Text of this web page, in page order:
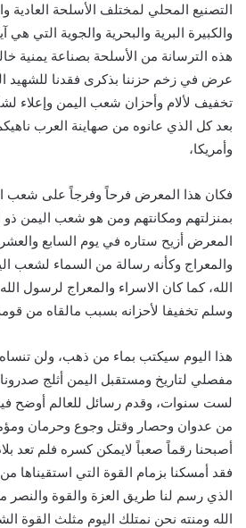
التصنيع المحلي لمختلف الأسلحة العادية
والكبيرة البرية والبحرية والجوية التي هي
هذه الترسانة من الأسلحة بصناعة يمنية
عرض في زخم حزننا بذكرى فقدنا للشهيد
تخفيف لألام وأحزان شعب اليمن وإعلاء
بعد كل الذي عانوه من صهاينة العرب
وأمريكا،
فكان هذا المعرض فرحاً وفرجاً على شعب
بمنزلتهم ومكانتهم ومن هو شعب اليمن ذو
المعرض أزيح ستاره في يوم السابع
والمعراج وكأنه رسالة من السماء لشعب
الله، كما كان الاسراء والمعراج لرسول
وسلم تخفيفا لأحزانه بسبب مالقاه من
هذا اليوم سيكتب بماء من ذهب، ولن تنساه
مفصلي لتاريخ ومستقبل اليمن أثلج
لست سنوات، وقدم رسائل للعالم أوضح
من عدوان وحصار وقتل وجوع وحرمان
أصبحنا رقماً صعباً لايمكن كسره فلم تعد
فقد أمسكنا بزمام القوة التي استقيناها
الذي رسم لنا طريق العزة والقوة والنصر
الله ومنته نحن نمتلك اليوم مثلث القوة